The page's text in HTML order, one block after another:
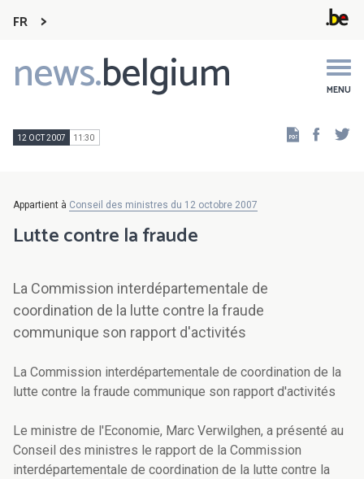
FR
news.belgium MENU
Main
navigation
12 OCT 2007 11:30
Appartient à Conseil des ministres du 12 octobre 2007
Lutte contre la fraude
La Commission interdépartementale de
coordination de la lutte contre la fraude
communique son rapport d'activités
La Commission interdépartementale de coordination de la
lutte contre la fraude communique son rapport d'activités
Le ministre de l'Economie, Marc Verwilghen, a présenté au
Conseil des ministres le rapport de la Commission
interdépartementale de coordination de la lutte contre la